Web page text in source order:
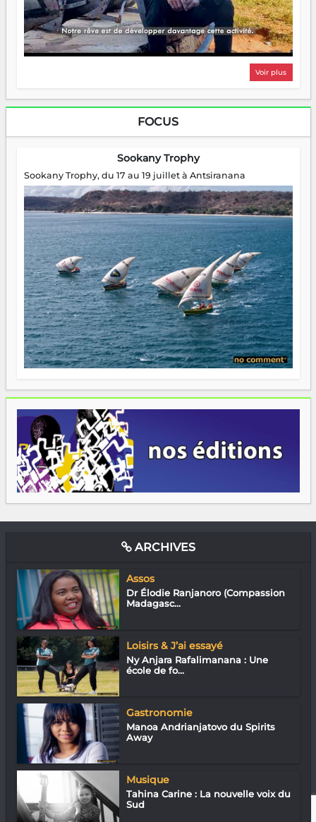
Voir plus
FOCUS
Sookany Trophy
Sookany Trophy, du 17 au 19 juillet à Antsiranana
ARCHIVES
Assos
Dr Élodie Ranjanoro (Compassion
Madagasc...
Loisirs & J’ai essayé
Ny Anjara Rafalimanana : Une
école de fo...
Gastronomie
Manoa Andrianjatovo du Spirits
Away
Musique
Tahina Carine : La nouvelle voix du
Sud